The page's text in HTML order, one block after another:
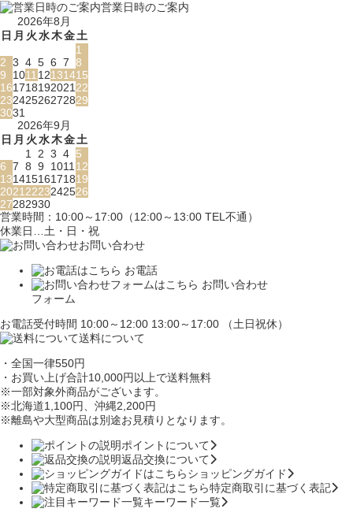
営業日時のご案内
2026年8月
日 月 火水木金土
1
2 3 4 5 6 7 8
9
101112131415
16171819202122
23242526272829
3031
2026年9月
日 月 火水木金土
1 2 3 4 5
6 7 8 9 101112
13141516171819
20212223242526
27282930
営業時間：10:00～17:00（12:00～13:00 TEL不通）
休業日…土・日・祝
お問い合わせ
お電話
お問い合わせ
フォーム
お電話受付時間 10:00～12:00 13:00～17:00 （土日祝休）
送料について
・全国一律550円
・お買い上げ合計10,000円 以上で送料無料
※一部対象外商品がございます。
※北海道1,100円、沖縄2,200円
※離島や大型商品は別途お見積りとなります。
ポイントについて
返品交換について
ショッピングガイド
特定商取引に基づく表記
キーワード一覧